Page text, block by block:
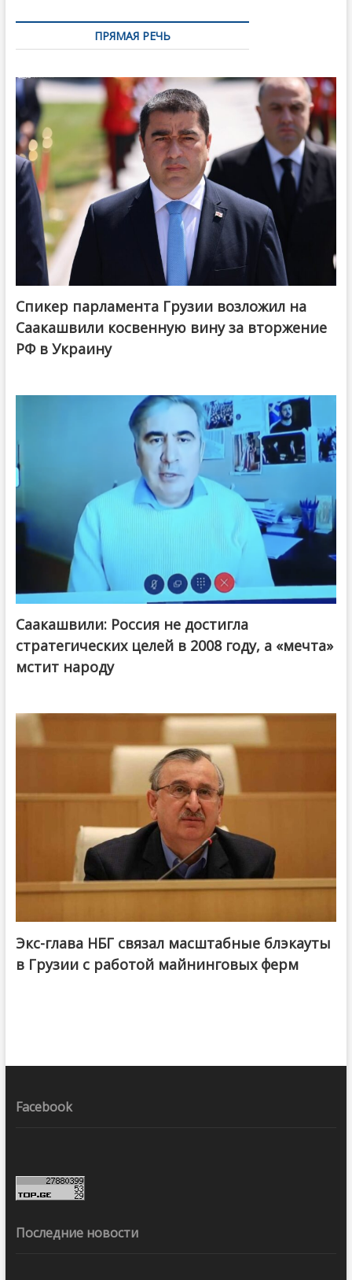
ПРЯМАЯ РЕЧЬ
Спикер парламента Грузии возложил на
Саакашвили косвенную вину за вторжение
РФ в Украину
Саакашвили: Россия не достигла
стратегических целей в 2008 году, а «мечта»
мстит народу
Экс-глава НБГ связал масштабные блэкауты
в Грузии с работой майнинговых ферм
Facebook
Последние новости